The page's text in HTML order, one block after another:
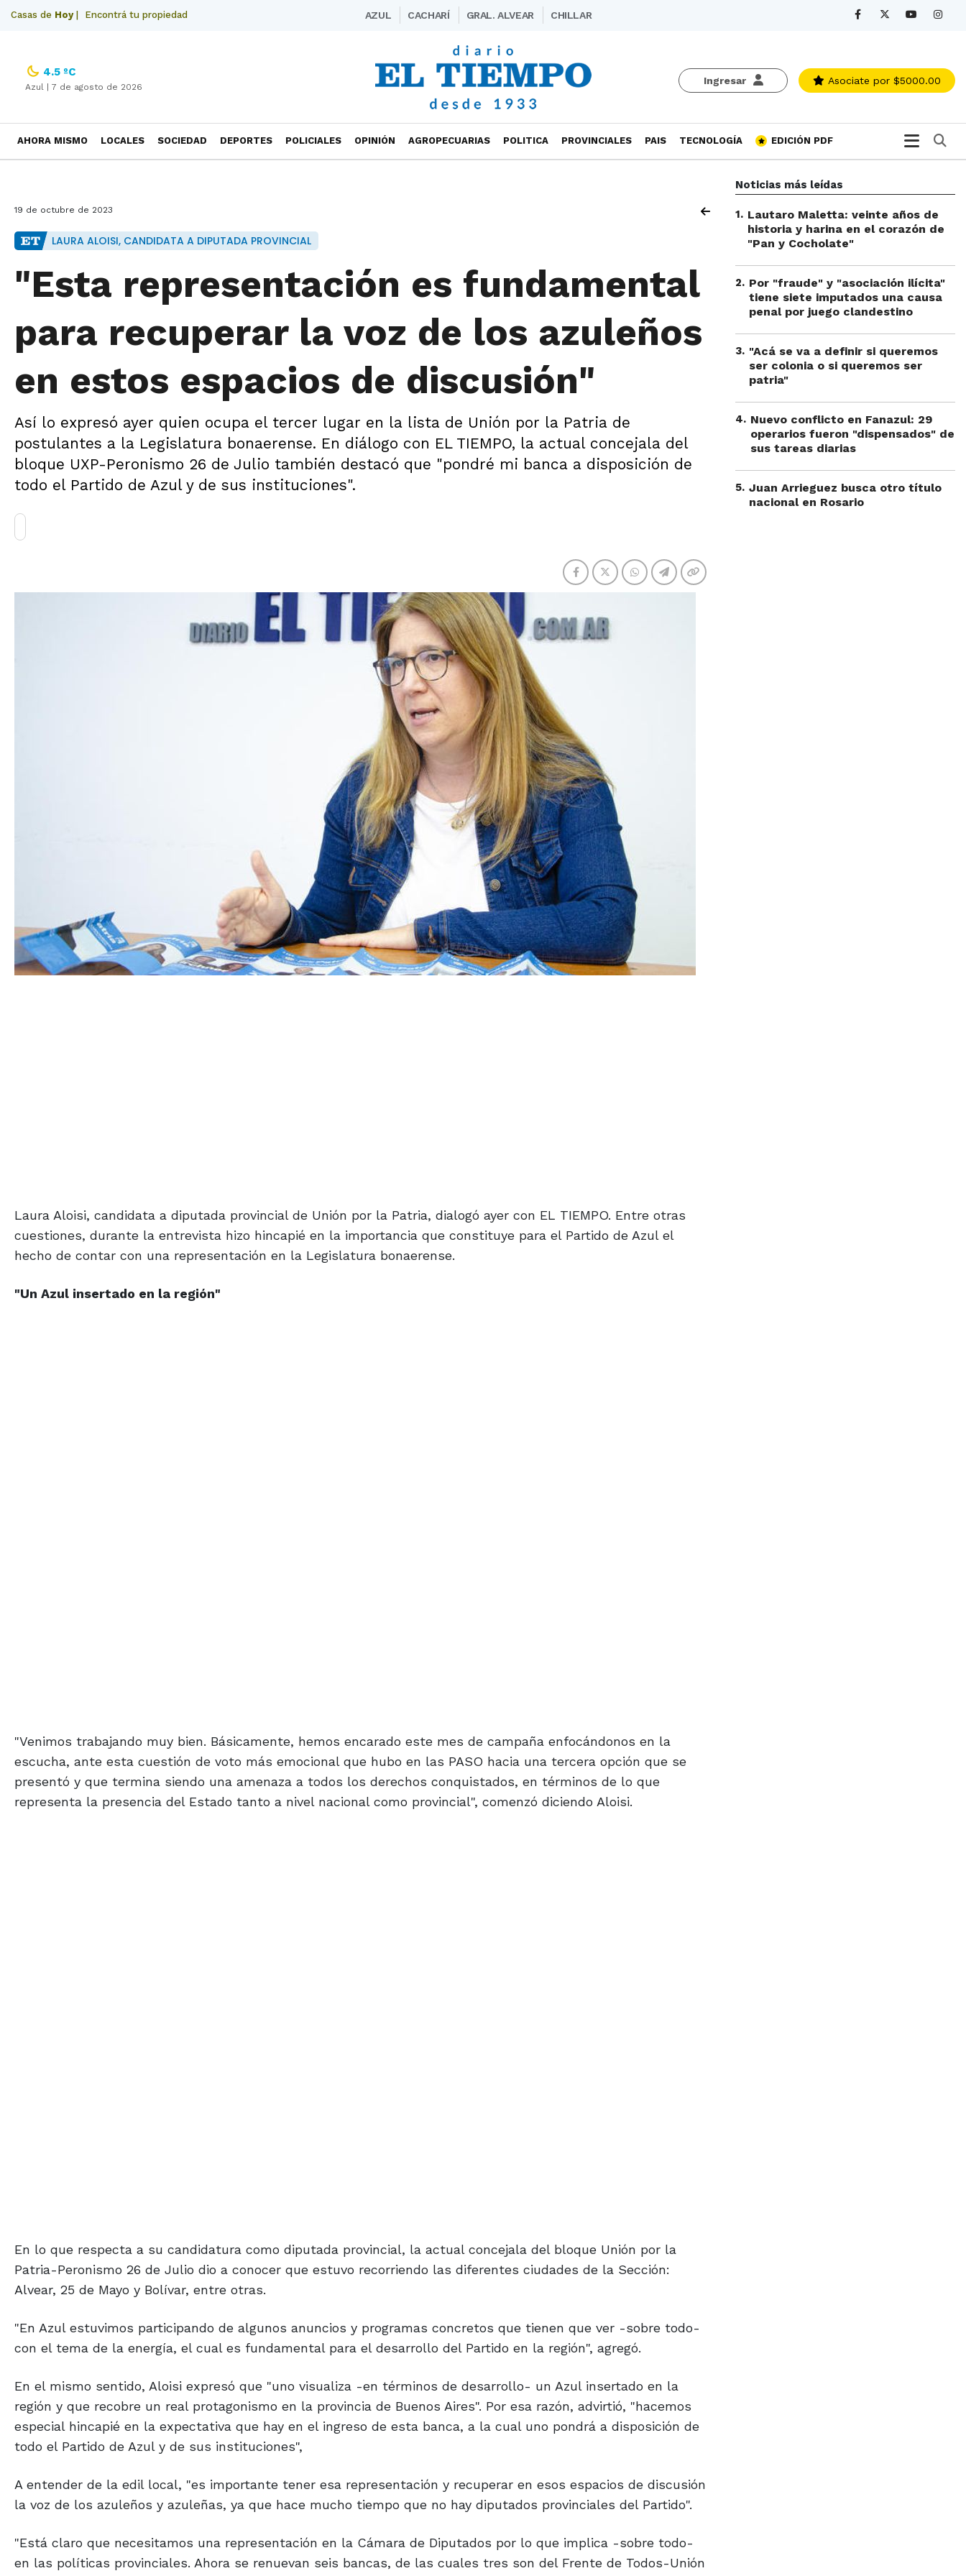
Casas de Hoy| Encontrá tu propiedad AZUL CACHARÍ GRAL. ALVEAR CHILLAR
Ingresar Asociate por $5000.00
4.5 ºC
Azul | 7 de agosto de 2026
AHORA MISMO LOCALES SOCIEDAD DEPORTES POLICIALES OPINIÓN AGROPECUARIAS POLITICA PROVINCIALES PAIS TECNOLOGÍA EDICIÓN PDF
19 de octubre de 2023
LAURA ALOISI, CANDIDATA A DIPUTADA PROVINCIAL
"Esta representación es fundamental
para recuperar la voz de los azuleños
en estos espacios de discusión"
Así lo expresó ayer quien ocupa el tercer lugar en la lista de Unión por la Patria de
postulantes a la Legislatura bonaerense. En diálogo con EL TIEMPO, la actual concejala del
bloque UXP-Peronismo 26 de Julio también destacó que "pondré mi banca a disposición de
todo el Partido de Azul y de sus instituciones".
Laura Aloisi, candidata a diputada provincial de Unión por la Patria, dialogó ayer con EL TIEMPO. Entre otras
cuestiones, durante la entrevista hizo hincapié en la importancia que constituye para el Partido de Azul el
hecho de contar con una representación en la Legislatura bonaerense.
"Un Azul insertado en la región"
"Venimos trabajando muy bien. Básicamente, hemos encarado este mes de campaña enfocándonos en la
escucha, ante esta cuestión de voto más emocional que hubo en las PASO hacia una tercera opción que se
presentó y que termina siendo una amenaza a todos los derechos conquistados, en términos de lo que
representa la presencia del Estado tanto a nivel nacional como provincial", comenzó diciendo Aloisi.
En lo que respecta a su candidatura como diputada provincial, la actual concejala del bloque Unión por la
Patria-Peronismo 26 de Julio dio a conocer que estuvo recorriendo las diferentes ciudades de la Sección:
Alvear, 25 de Mayo y Bolívar, entre otras.
"En Azul estuvimos participando de algunos anuncios y programas concretos que tienen que ver -sobre todo-
con el tema de la energía, el cual es fundamental para el desarrollo del Partido en la región", agregó.
En el mismo sentido, Aloisi expresó que "uno visualiza -en términos de desarrollo- un Azul insertado en la
región y que recobre un real protagonismo en la provincia de Buenos Aires". Por esa razón, advirtió, "hacemos
especial hincapié en la expectativa que hay en el ingreso de esta banca, a la cual uno pondrá a disposición de
todo el Partido de Azul y de sus instituciones",
A entender de la edil local, "es importante tener esa representación y recuperar en esos espacios de discusión
la voz de los azuleños y azuleñas, ya que hace mucho tiempo que no hay diputados provinciales del Partido".
"Está claro que necesitamos una representación en la Cámara de Diputados por lo que implica -sobre todo-
en las políticas provinciales. Ahora se renuevan seis bancas, de las cuales tres son del Frente de Todos-Unión
Noticias más leídas
1. Lautaro Maletta: veinte años de
historia y harina en el corazón de
"Pan y Cocholate"
2. Por "fraude" y "asociación ilícita"
tiene siete imputados una causa
penal por juego clandestino
3. "Acá se va a definir si queremos
ser colonia o si queremos ser
patria"
4. Nuevo conflicto en Fanazul: 29
operarios fueron "dispensados" de
sus tareas diarias
5. Juan Arrieguez busca otro título
nacional en Rosario